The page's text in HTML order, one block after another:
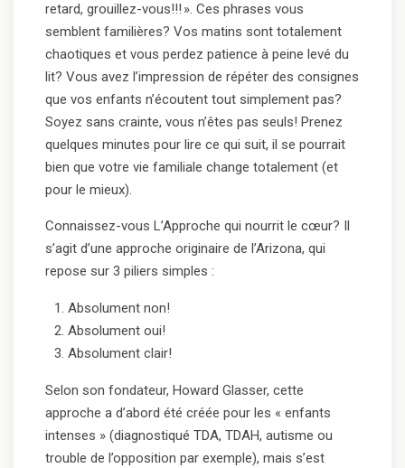
retard, grouillez-vous!!! ». Ces phrases vous
semblent familières? Vos matins sont totalement
chaotiques et vous perdez patience à peine levé du
lit? Vous avez l’impression de répéter des consignes
que vos enfants n’écoutent tout simplement pas?
Soyez sans crainte, vous n’êtes pas seuls! Prenez
quelques minutes pour lire ce qui suit, il se pourrait
bien que votre vie familiale change totalement (et
pour le mieux).
Connaissez-vous L’Approche qui nourrit le cœur? Il
s’agit d’une approche originaire de l’Arizona, qui
repose sur 3 piliers simples :
Absolument non!
Absolument oui!
Absolument clair!
Selon son fondateur, Howard Glasser, cette
approche a d’abord été créée pour les « enfants
intenses » (diagnostiqué TDA, TDAH, autisme ou
trouble de l’opposition par exemple), mais s’est